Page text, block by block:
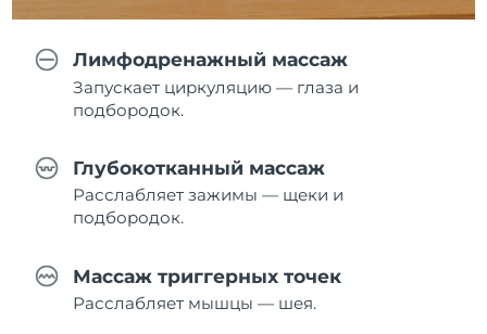
Лимфодренажный массаж
Запускает циркуляцию — глаза и
подбородок.
Глубокотканный массаж
Расслабляет зажимы — щеки и
подбородок.
Массаж триггерных точек
Расслабляет мышцы — шея.